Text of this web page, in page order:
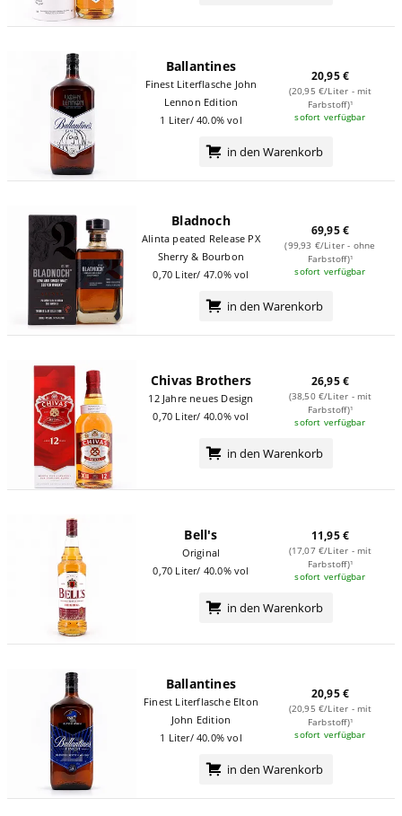
Ballantines
Finest Literflasche John
Lennon Edition
1 Liter/ 40.0% vol
20,95 €
(20,95 €/Liter - mit
Farbstoff)¹
sofort verfügbar
in den Warenkorb
Bladnoch
Alinta peated Release PX
Sherry & Bourbon
0,70 Liter/ 47.0% vol
69,95 €
(99,93 €/Liter - ohne
Farbstoff)¹
sofort verfügbar
in den Warenkorb
Chivas Brothers
12 Jahre neues Design
0,70 Liter/ 40.0% vol
26,95 €
(38,50 €/Liter - mit
Farbstoff)¹
sofort verfügbar
in den Warenkorb
Bell's
Original
0,70 Liter/ 40.0% vol
11,95 €
(17,07 €/Liter - mit
Farbstoff)¹
sofort verfügbar
in den Warenkorb
Ballantines
Finest Literflasche Elton
John Edition
1 Liter/ 40.0% vol
20,95 €
(20,95 €/Liter - mit
Farbstoff)¹
sofort verfügbar
in den Warenkorb